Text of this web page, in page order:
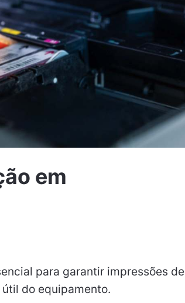
em
para garantir impressões de
do equipamento.